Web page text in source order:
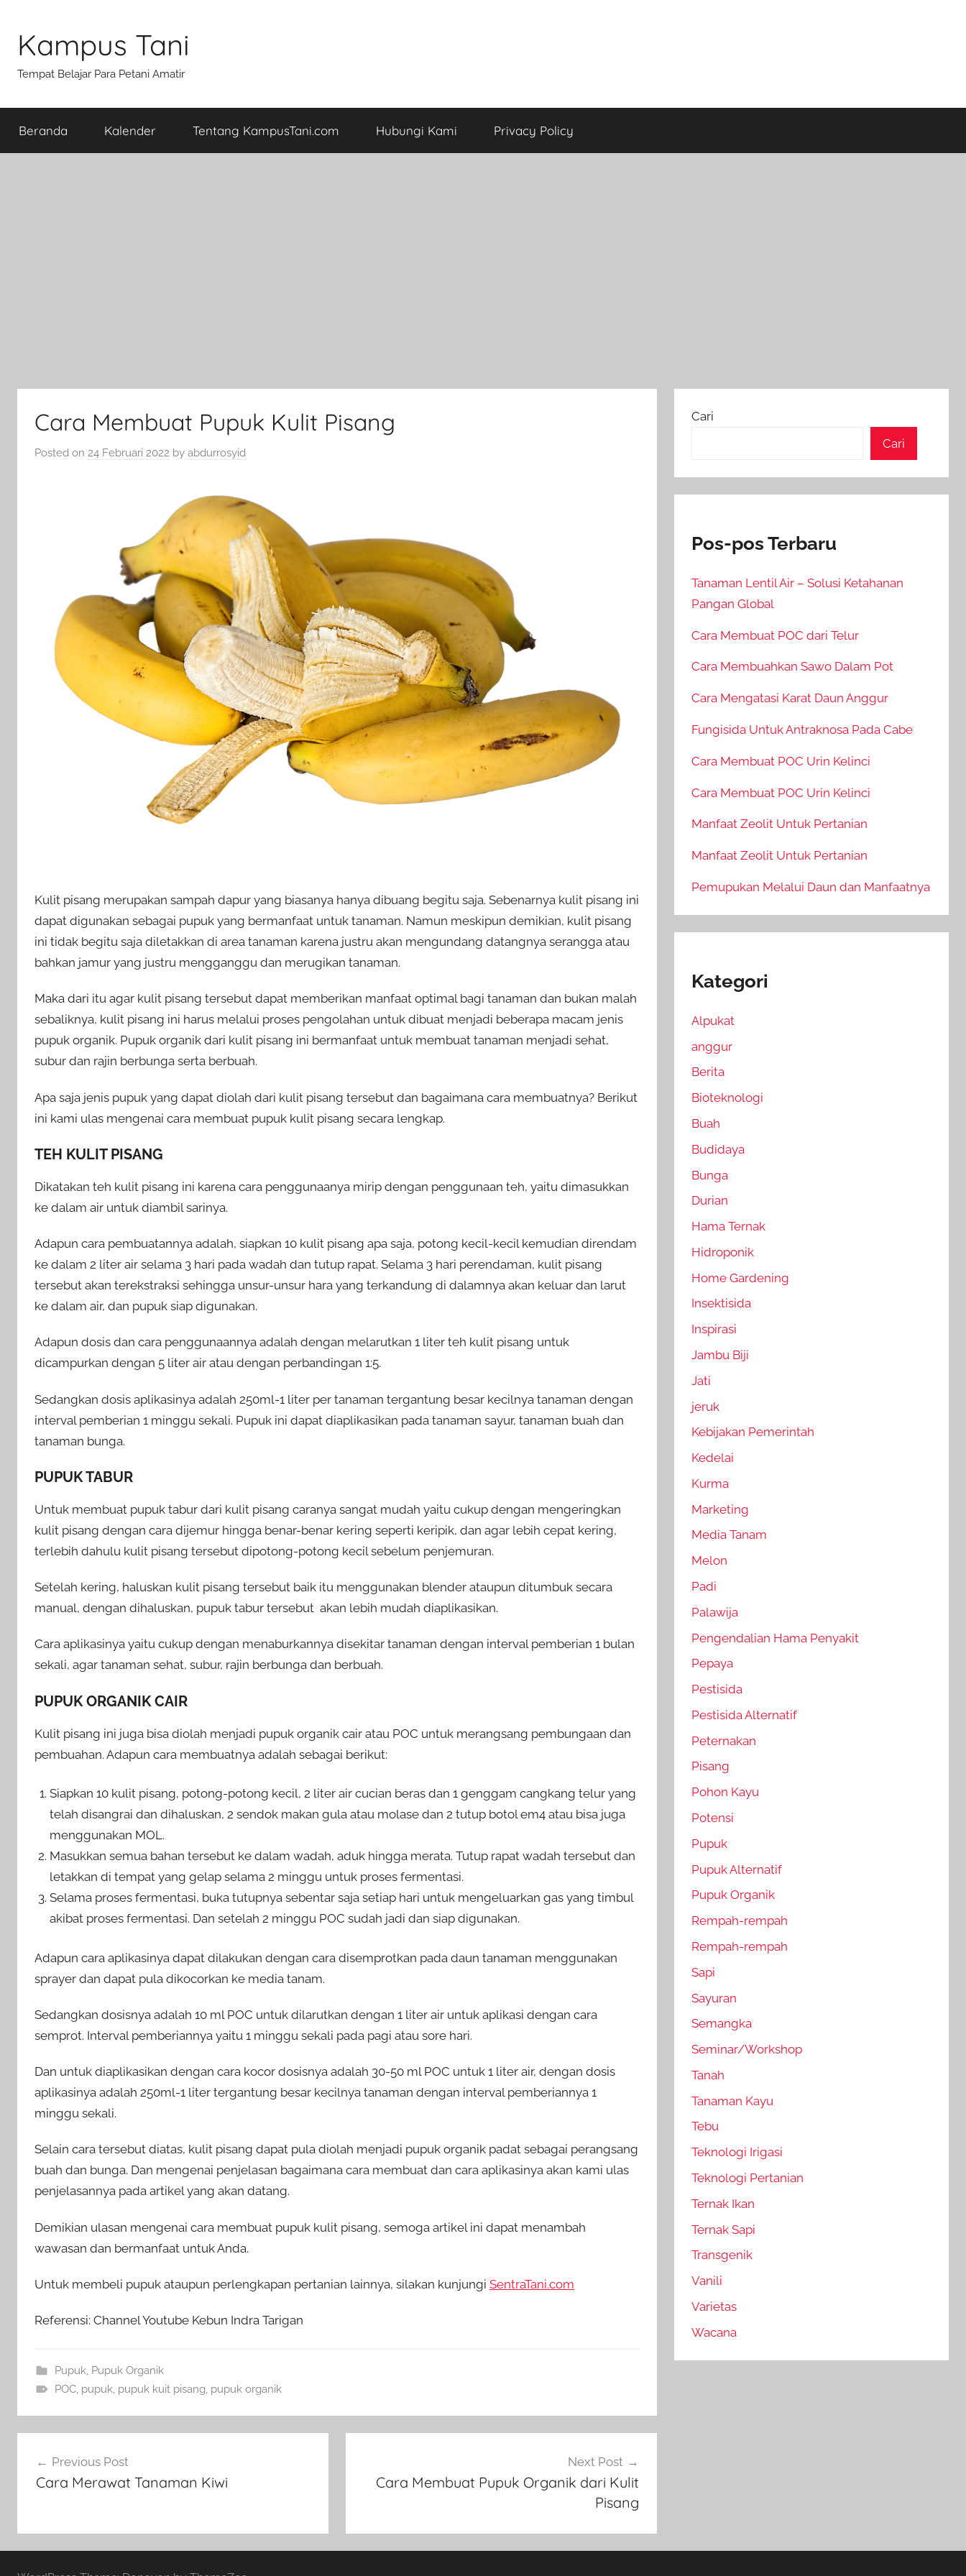
content
Kampus Tani
Tempat Belajar Para Petani Amatir
Beranda Kalender Tentang KampusTani.com Hubungi Kami Privacy Policy
Cara Membuat Pupuk Kulit Pisang
Posted on 24 Februari 2022 by abdurrosyid
Kulit pisang merupakan sampah dapur yang biasanya hanya dibuang begitu saja. Sebenarnya kulit pisang ini
dapat digunakan sebagai pupuk yang bermanfaat untuk tanaman. Namun meskipun demikian, kulit pisang
ini tidak begitu saja diletakkan di area tanaman karena justru akan mengundang datangnya serangga atau
bahkan jamur yang justru mengganggu dan merugikan tanaman.
Maka dari itu agar kulit pisang tersebut dapat memberikan manfaat optimal bagi tanaman dan bukan malah
sebaliknya, kulit pisang ini harus melalui proses pengolahan untuk dibuat menjadi beberapa macam jenis
pupuk organik. Pupuk organik dari kulit pisang ini bermanfaat untuk membuat tanaman menjadi sehat,
subur dan rajin berbunga serta berbuah.
Apa saja jenis pupuk yang dapat diolah dari kulit pisang tersebut dan bagaimana cara membuatnya? Berikut
ini kami ulas mengenai cara membuat pupuk kulit pisang secara lengkap.
TEH KULIT PISANG
Dikatakan teh kulit pisang ini karena cara penggunaanya mirip dengan penggunaan teh, yaitu dimasukkan
ke dalam air untuk diambil sarinya.
Adapun cara pembuatannya adalah, siapkan 10 kulit pisang apa saja, potong kecil-kecil kemudian direndam
ke dalam 2 liter air selama 3 hari pada wadah dan tutup rapat. Selama 3 hari perendaman, kulit pisang
tersebut akan terekstraksi sehingga unsur-unsur hara yang terkandung di dalamnya akan keluar dan larut
ke dalam air, dan pupuk siap digunakan.
Adapun dosis dan cara penggunaannya adalah dengan melarutkan 1 liter teh kulit pisang untuk
dicampurkan dengan 5 liter air atau dengan perbandingan 1:5.
Sedangkan dosis aplikasinya adalah 250ml-1 liter per tanaman tergantung besar kecilnya tanaman dengan
interval pemberian 1 minggu sekali. Pupuk ini dapat diaplikasikan pada tanaman sayur, tanaman buah dan
tanaman bunga.
PUPUK TABUR
Untuk membuat pupuk tabur dari kulit pisang caranya sangat mudah yaitu cukup dengan mengeringkan
kulit pisang dengan cara dijemur hingga benar-benar kering seperti keripik, dan agar lebih cepat kering,
terlebih dahulu kulit pisang tersebut dipotong-potong kecil sebelum penjemuran.
Setelah kering, haluskan kulit pisang tersebut baik itu menggunakan blender ataupun ditumbuk secara
manual, dengan dihaluskan, pupuk tabur tersebut akan lebih mudah diaplikasikan.
Cara aplikasinya yaitu cukup dengan menaburkannya disekitar tanaman dengan interval pemberian 1 bulan
sekali, agar tanaman sehat, subur, rajin berbunga dan berbuah.
PUPUK ORGANIK CAIR
Kulit pisang ini juga bisa diolah menjadi pupuk organik cair atau POC untuk merangsang pembungaan dan
pembuahan. Adapun cara membuatnya adalah sebagai berikut:
Siapkan 10 kulit pisang, potong-potong kecil, 2 liter air cucian beras dan 1 genggam cangkang telur yang
telah disangrai dan dihaluskan, 2 sendok makan gula atau molase dan 2 tutup botol em4 atau bisa juga
menggunakan MOL.
Masukkan semua bahan tersebut ke dalam wadah, aduk hingga merata. Tutup rapat wadah tersebut dan
letakkan di tempat yang gelap selama 2 minggu untuk proses fermentasi.
Selama proses fermentasi, buka tutupnya sebentar saja setiap hari untuk mengeluarkan gas yang timbul
akibat proses fermentasi. Dan setelah 2 minggu POC sudah jadi dan siap digunakan.
Adapun cara aplikasinya dapat dilakukan dengan cara disemprotkan pada daun tanaman menggunakan
sprayer dan dapat pula dikocorkan ke media tanam.
Sedangkan dosisnya adalah 10 ml POC untuk dilarutkan dengan 1 liter air untuk aplikasi dengan cara
semprot. Interval pemberiannya yaitu 1 minggu sekali pada pagi atau sore hari.
Dan untuk diaplikasikan dengan cara kocor dosisnya adalah 30-50 ml POC untuk 1 liter air, dengan dosis
aplikasinya adalah 250ml-1 liter tergantung besar kecilnya tanaman dengan interval pemberiannya 1
minggu sekali.
Selain cara tersebut diatas, kulit pisang dapat pula diolah menjadi pupuk organik padat sebagai perangsang
buah dan bunga. Dan mengenai penjelasan bagaimana cara membuat dan cara aplikasinya akan kami ulas
penjelasannya pada artikel yang akan datang.
Demikian ulasan mengenai cara membuat pupuk kulit pisang, semoga artikel ini dapat menambah
wawasan dan bermanfaat untuk Anda.
Untuk membeli pupuk ataupun perlengkapan pertanian lainnya, silakan kunjungi SentraTani.com
Referensi: Channel Youtube Kebun Indra Tarigan
Pupuk, Pupuk Organik
POC, pupuk, pupuk kuit pisang, pupuk organik
pos Previous Post
Cara Merawat Tanaman Kiwi
Next Post
Cara Membuat Pupuk Organik dari Kulit
Pisang
Cari
Cari
Pos-pos Terbaru
Tanaman Lentil Air – Solusi Ketahanan
Pangan Global
Cara Membuat POC dari Telur
Cara Membuahkan Sawo Dalam Pot
Cara Mengatasi Karat Daun Anggur
Fungisida Untuk Antraknosa Pada Cabe
Cara Membuat POC Urin Kelinci
Cara Membuat POC Urin Kelinci
Manfaat Zeolit Untuk Pertanian
Manfaat Zeolit Untuk Pertanian
Pemupukan Melalui Daun dan Manfaatnya
Kategori
Alpukat
anggur
Berita
Bioteknologi
Buah
Budidaya
Bunga
Durian
Hama Ternak
Hidroponik
Home Gardening
Insektisida
Inspirasi
Jambu Biji
Jati
jeruk
Kebijakan Pemerintah
Kedelai
Kurma
Marketing
Media Tanam
Melon
Padi
Palawija
Pengendalian Hama Penyakit
Pepaya
Pestisida
Pestisida Alternatif
Peternakan
Pisang
Pohon Kayu
Potensi
Pupuk
Pupuk Alternatif
Pupuk Organik
Rempah-rempah
Rempah-rempah
Sapi
Sayuran
Semangka
Seminar/Workshop
Tanah
Tanaman Kayu
Tebu
Teknologi Irigasi
Teknologi Pertanian
Ternak Ikan
Ternak Sapi
Transgenik
Vanili
Varietas
Wacana